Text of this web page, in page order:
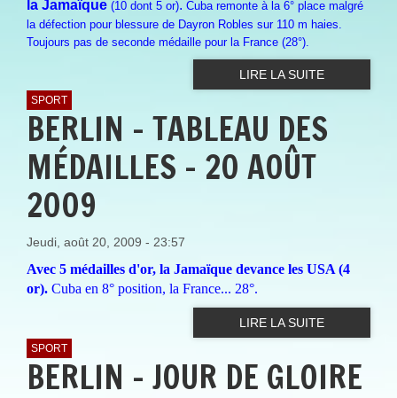
la Jamaïque (10 dont 5 or). Cuba remonte à la 6° place malgré
la défection pour blessure de Dayron Robles sur 110 m haies.
Toujours pas de seconde médaille pour la France (28°).
LIRE LA SUITE
SPORT
BERLIN - TABLEAU DES
MÉDAILLES - 20 AOÛT
2009
Jeudi, août 20, 2009 - 23:57
Avec 5 médailles d'or, la Jamaïque devance les USA (4
or). Cuba en 8° position, la France... 28°.
LIRE LA SUITE
SPORT
BERLIN - JOUR DE GLOIRE